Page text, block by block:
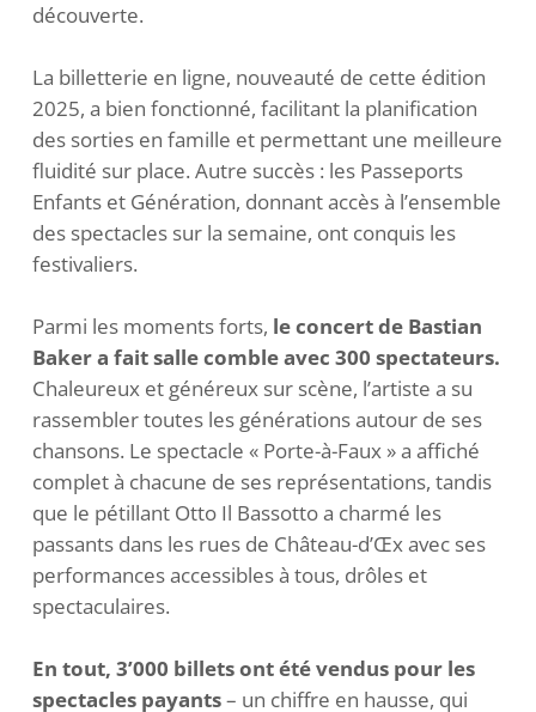
découverte.
La billetterie en ligne, nouveauté de cette édition
2025, a bien fonctionné, facilitant la planification
des sorties en famille et permettant une meilleure
fluidité sur place. Autre succès : les Passeports
Enfants et Génération, donnant accès à l’ensemble
des spectacles sur la semaine, ont conquis les
festivaliers.
Parmi les moments forts, le concert de Bastian
Baker a fait salle comble avec 300 spectateurs.
Chaleureux et généreux sur scène, l’artiste a su
rassembler toutes les générations autour de ses
chansons. Le spectacle « Porte-à-Faux » a affiché
complet à chacune de ses représentations, tandis
que le pétillant Otto Il Bassotto a charmé les
passants dans les rues de Château-d’Œx avec ses
performances accessibles à tous, drôles et
spectaculaires.
En tout, 3’000 billets ont été vendus pour les
spectacles payants– un chiffre en hausse, qui